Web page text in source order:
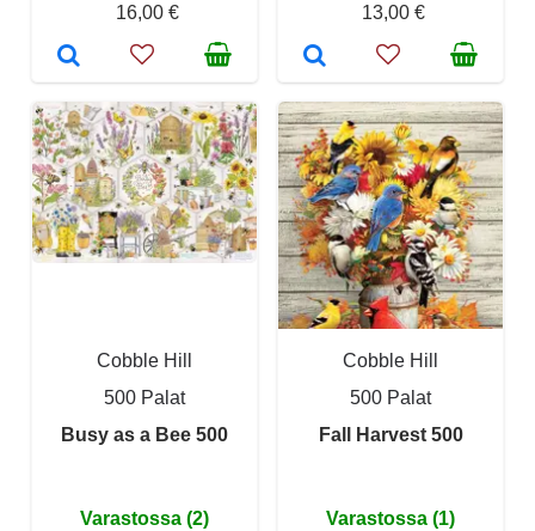
16,00 €
13,00 €
Cobble Hill
500 Palat
Busy as a Bee 500
Varastossa (2)
Cobble Hill
500 Palat
Fall Harvest 500
Varastossa (1)